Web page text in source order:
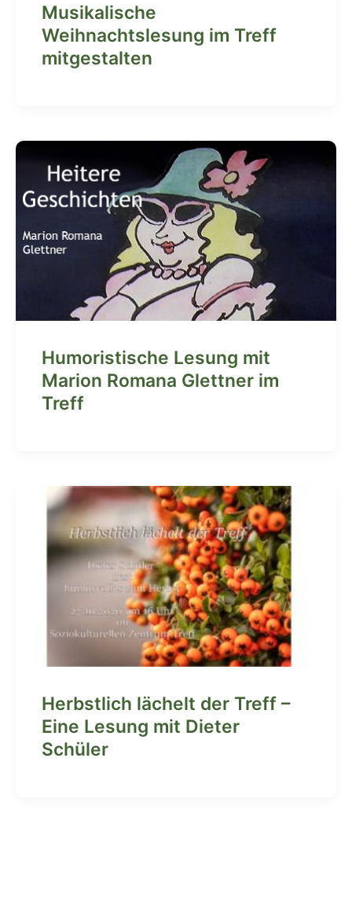
Musikalische
Weihnachtslesung im Treff
mitgestalten
Humoristische Lesung mit
Marion Romana Glettner im
Treff
Herbstlich lächelt der Treff –
Eine Lesung mit Dieter
Schüler